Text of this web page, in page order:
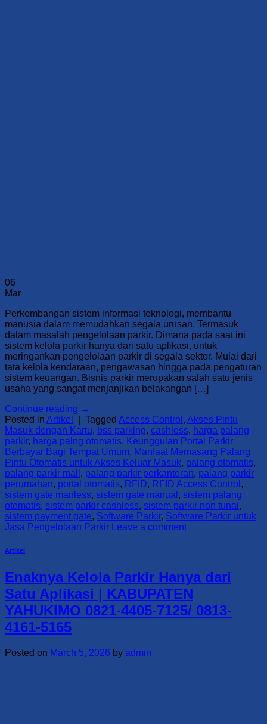
06
Mar
Perkembangan sistem informasi teknologi, membantu
manusia dalam memudahkan segala urusan. Termasuk
dalam masalah pengelolaan parkir. Dimana pada saat ini
sistem kelola parkir hanya dari satu aplikasi, untuk
meringankan pengelolaan parkir di segala sektor. Mulai dari
tata kelola kendaraan, pengawasan hingga pada pengaturan
sistem keuangan. Bisnis parkir merupakan salah satu jenis
usaha yang sangat menjanjikan belakangan […]
Continue reading →
Posted in Artikel Tagged Access Control , Akses Pintu
Masuk dengan Kartu, bss parking, cashless, harga palang
parkir, harga palng otomatis, Keunggulan Portal Parkir
Berbayar Bagi Tempat Umum, Manfaat Memasang Palang
Pintu Otomatis untuk Akses Keluar Masuk, palang otomatis,
palang parkir mall , palang parkir perkantoran, palang parkir
perumahan, portal otomatis, RFID, RFID Access Control ,
sistem gate manless, sistem gate manual , sistem palang
otomatis, sistem parkir cashless, sistem parkir non tunai,
sistem payment gate, Software Parkir, Software Parkir untuk
Jasa Pengelolaan Parkir
Leave a comment
Artikel
Enaknya Kelola Parkir Hanya dari
Satu Aplikasi | KABUPATEN
YAHUKIMO 0821-4405-7125/ 0813-
4161-5165
Posted on March 5, 2026 by admin